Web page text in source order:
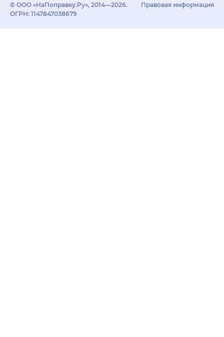
© ООО «НаПоправку.Ру», 2014—2026.
ОГРН: 1147847038679
Правовая информация